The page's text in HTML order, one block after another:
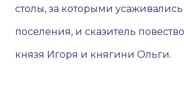
столы, за которыми
поселения, и сказитель
князя Игоря и княгини Ольги.